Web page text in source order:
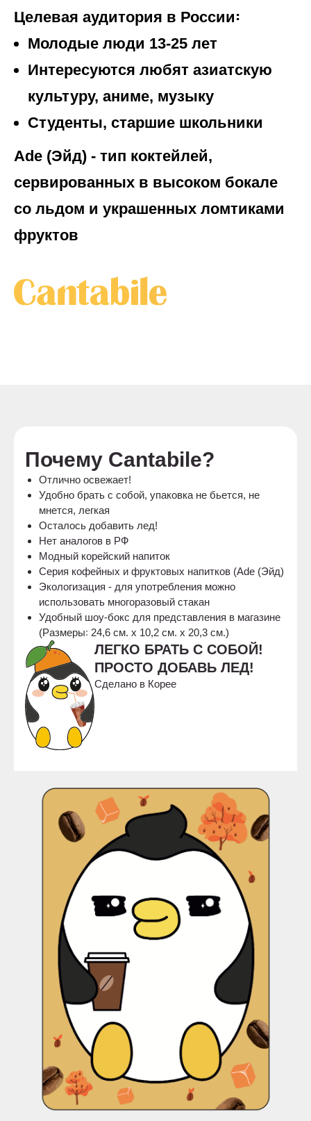
Целевая аудитория в России꞉
Молодые люди 13‐25 лет
Интересуются любят азиатскую
культуру, аниме, музыку
Студенты, старшие школьники
Ade (Эйд) ‐ тип коктейлей,
сервированных в высоком бокале
со льдом и украшенных ломтиками
фруктов
Почему Cantabile?
Отлично освежает!
Удобно брать с собой, упаковка не бьется, не
мнется, легкая
Осталось добавить лед!
Нет аналогов в РФ
Модный корейский напиток
Серия кофейных и фруктовых напитков (Ade (Эйд)
Экологизация ‐ для употребления можно
использовать многоразовый стакан
Удобный шоу‐бокс для представления в магазине
(Размеры꞉ 24,6 см. х 10,2 см. х 20,3 см.)
ЛЕГКО БРАТЬ С СОБОЙ!
ПРОСТО ДОБАВЬ ЛЕД!
Сделано в Корее